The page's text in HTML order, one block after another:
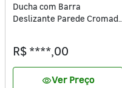
Ducha com Barra
Deslizante Parede Cromada
R$ ****,00
visibilityVer Preço